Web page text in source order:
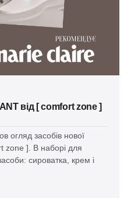
від [ сomfort zone ]
огляд засобів нової
zone ]. В наборі для
сироватка, крем і